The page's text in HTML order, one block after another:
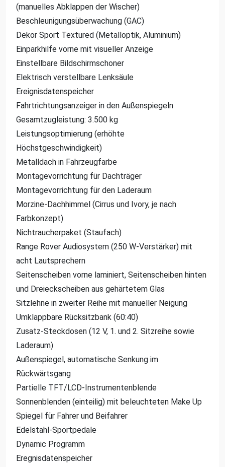
(manuelles Abklappen der Wischer)
Beschleunigungsüberwachung (GAC)
Dekor Sport Textured (Metalloptik, Aluminium)
Einparkhilfe vorne mit visueller Anzeige
Einstellbare Bildschirmschoner
Elektrisch verstellbare Lenksäule
Ereignisdatenspeicher
Fahrtrichtungsanzeiger in den Außenspiegeln
Gesamtzugleistung: 3.500 kg
Leistungsoptimierung (erhöhte
Höchstgeschwindigkeit)
Metalldach in Fahrzeugfarbe
Montagevorrichtung für Dachträger
Montagevorrichtung für den Laderaum
Morzine-Dachhimmel (Cirrus und Ivory, je nach
Farbkonzept)
Nichtraucherpaket (Staufach)
Range Rover Audiosystem (250 W-Verstärker) mit
acht Lautsprechern
Seitenscheiben vorne laminiert, Seitenscheiben hinten
und Dreieckscheiben aus gehärtetem Glas
Sitzlehne in zweiter Reihe mit manueller Neigung
Umklappbare Rücksitzbank (60:40)
Zusatz-Steckdosen (12 V, 1. und 2. Sitzreihe sowie
Laderaum)
Außenspiegel, automatische Senkung im
Rückwärtsgang
Partielle TFT/LCD-Instrumentenblende
Sonnenblenden (einteilig) mit beleuchteten Make Up
Spiegel für Fahrer und Beifahrer
Edelstahl-Sportpedale
Dynamic Programm
Eregnisdatenspeicher